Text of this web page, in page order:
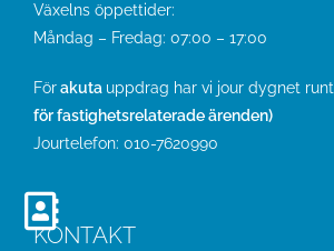
Växelns öppettider:
Måndag – Fredag: 07:00 – 17:00
Förakuta uppdrag har vi jour dygnet runt
för fastighetsrelaterade ärenden)
Jourtelefon: 010-7620990
KONTAKT